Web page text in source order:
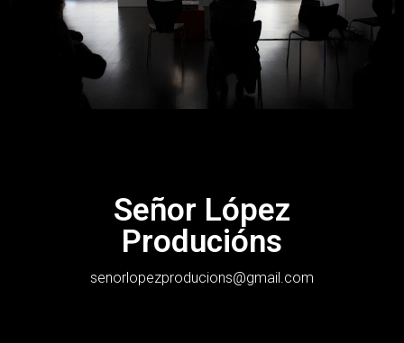
Señor López
Producións
senorlopezproducions@gmail.com